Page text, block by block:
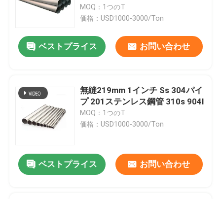
MOQ：1つのT
価格：USD1000-3000/Ton
ベストプライス お問い合わせ
無縫219mm 1インチ Ss 304パイ
プ 201ステンレス鋼管 310s 904l
MOQ：1つのT
価格：USD1000-3000/Ton
ベストプライス お問い合わせ